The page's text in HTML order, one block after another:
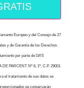
Europeo y del Consejo de 27
y de Garantía de los Derechos
por parte de LWS
PARCENT Nº 8, 1º, C.P. 29001
el tratamiento de sus datos se
se conservarán